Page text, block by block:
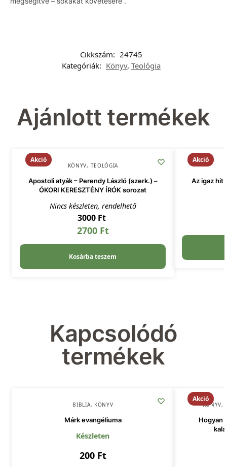
Cikkszám: 24745
Kategóriák: Könyv, Teológia
Ajánlott termékek
Akció
KÖNYV, TEOLÓGIA
Apostoli atyák – Perendy László (szerk.) –
ÓKORI KERESZTÉNY ÍRÓK sorozat
Nincs készleten, rendelhető
3000Ft
2700 Ft
Kosárba teszem
Akció
Az igaz hit
Kapcsolódó
termékek
BIBLIA, KÖNYV
Márk evangéliuma
Készleten
200 Ft
Akció
KÖNYV,
Hogyan